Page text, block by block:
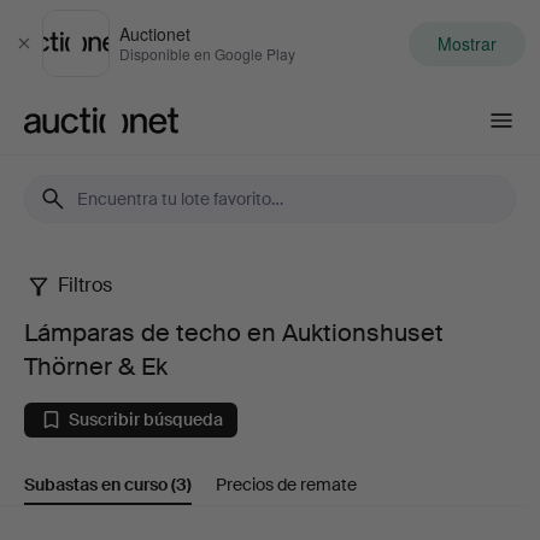
Cerrar
Auctionet
Disponible en Google Play Mostrar
Lámparas
de
techo
en
Filtros
Lámparas de techo en Auktionshuset
Thörner & Ek
Suscribir búsqueda
Subastas en curso(3) Precios de remate